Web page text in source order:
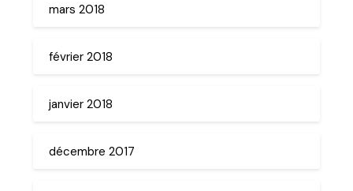
mars 2018
février 2018
janvier 2018
décembre 2017